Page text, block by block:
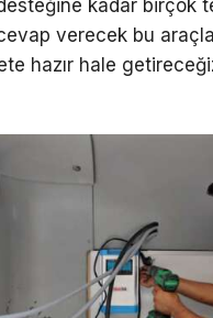
kadar birçok
verecek bu
hazır hale